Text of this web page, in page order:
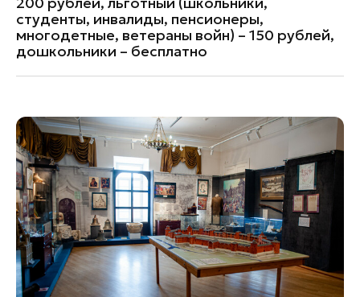
студенты, инвалиды, пенсионеры,
многодетные, ветераны войн) – 150 рублей,
дошкольники – бесплатно